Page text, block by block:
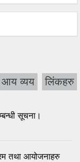
आय व्यय लिंकहरु
सूचना।
तथा आयोजनाहरु